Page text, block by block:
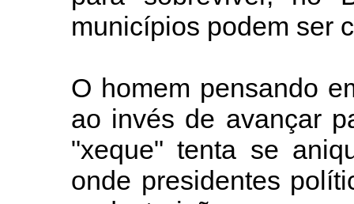
municípios podem ser
O homem pensando
ao invés de avançar
"xeque" tenta se
onde presidentes